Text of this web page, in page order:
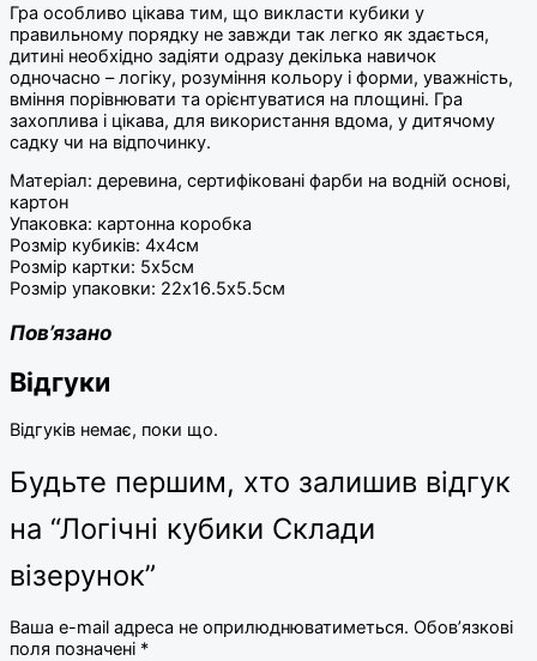
Гра особливо цікава тим, що викласти кубики у
правильному порядку не завжди так легко як здається,
дитині необхідно задіяти одразу декілька навичок
одночасно – логіку, розуміння кольору і форми, уважність,
вміння порівнювати та орієнтуватися на площині. Гра
захоплива і цікава, для використання вдома, у дитячому
садку чи на відпочинку.
Матеріал: деревина, сертифіковані фарби на водній основі,
картон
Упаковка: картонна коробка
Розмір кубиків: 4х4см
Розмір картки: 5х5см
Розмір упаковки: 22х16.5х5.5см
Пов’язано
Відгуки
Відгуків немає, поки що.
Будьте першим, хто залишив відгук
на “Логічні кубики Склади
візерунок”
Ваша e-mail адреса не оприлюднюватиметься. Обов’язкові
поля позначені *